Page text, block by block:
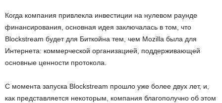
Когда компания привлекла инвестиции на нулевом раунде
финансирования, основная идея заключалась в том, что
Blockstream будет для Биткойна тем, чем Mozilla была для
Интернета: коммерческой организацией, поддерживающей
основные ценности протокола.
С момента запуска Blockstream прошло уже более двух лет, и,
как представляется некоторым, компания благополучно об этом